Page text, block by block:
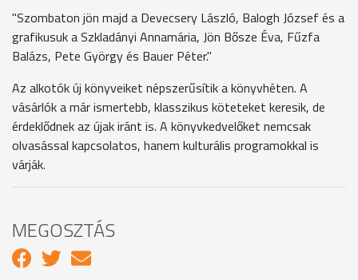
"Szombaton jön majd a Devecsery László, Balogh József és a
grafikusuk a Szkladányi Annamária, Jön Bősze Éva, Fűzfa
Balázs, Pete György és Bauer Péter."
Az alkotók új könyveiket népszerűsítik a könyvhéten. A
vásárlók a már ismertebb, klasszikus köteteket keresik, de
érdeklődnek az újak iránt is. A könyvkedvelőket nemcsak
olvasással kapcsolatos, hanem kulturális programokkal is
várják.
MEGOSZTÁS